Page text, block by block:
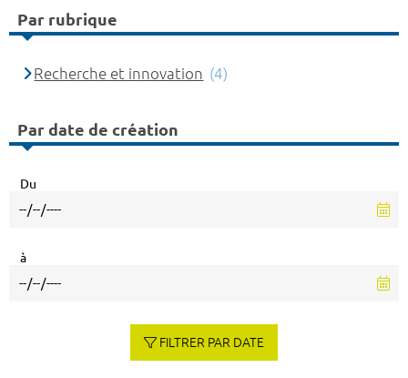
Par rubrique
Recherche et innovation (4)
Par date de création
Du
à
FILTRER PAR DATE